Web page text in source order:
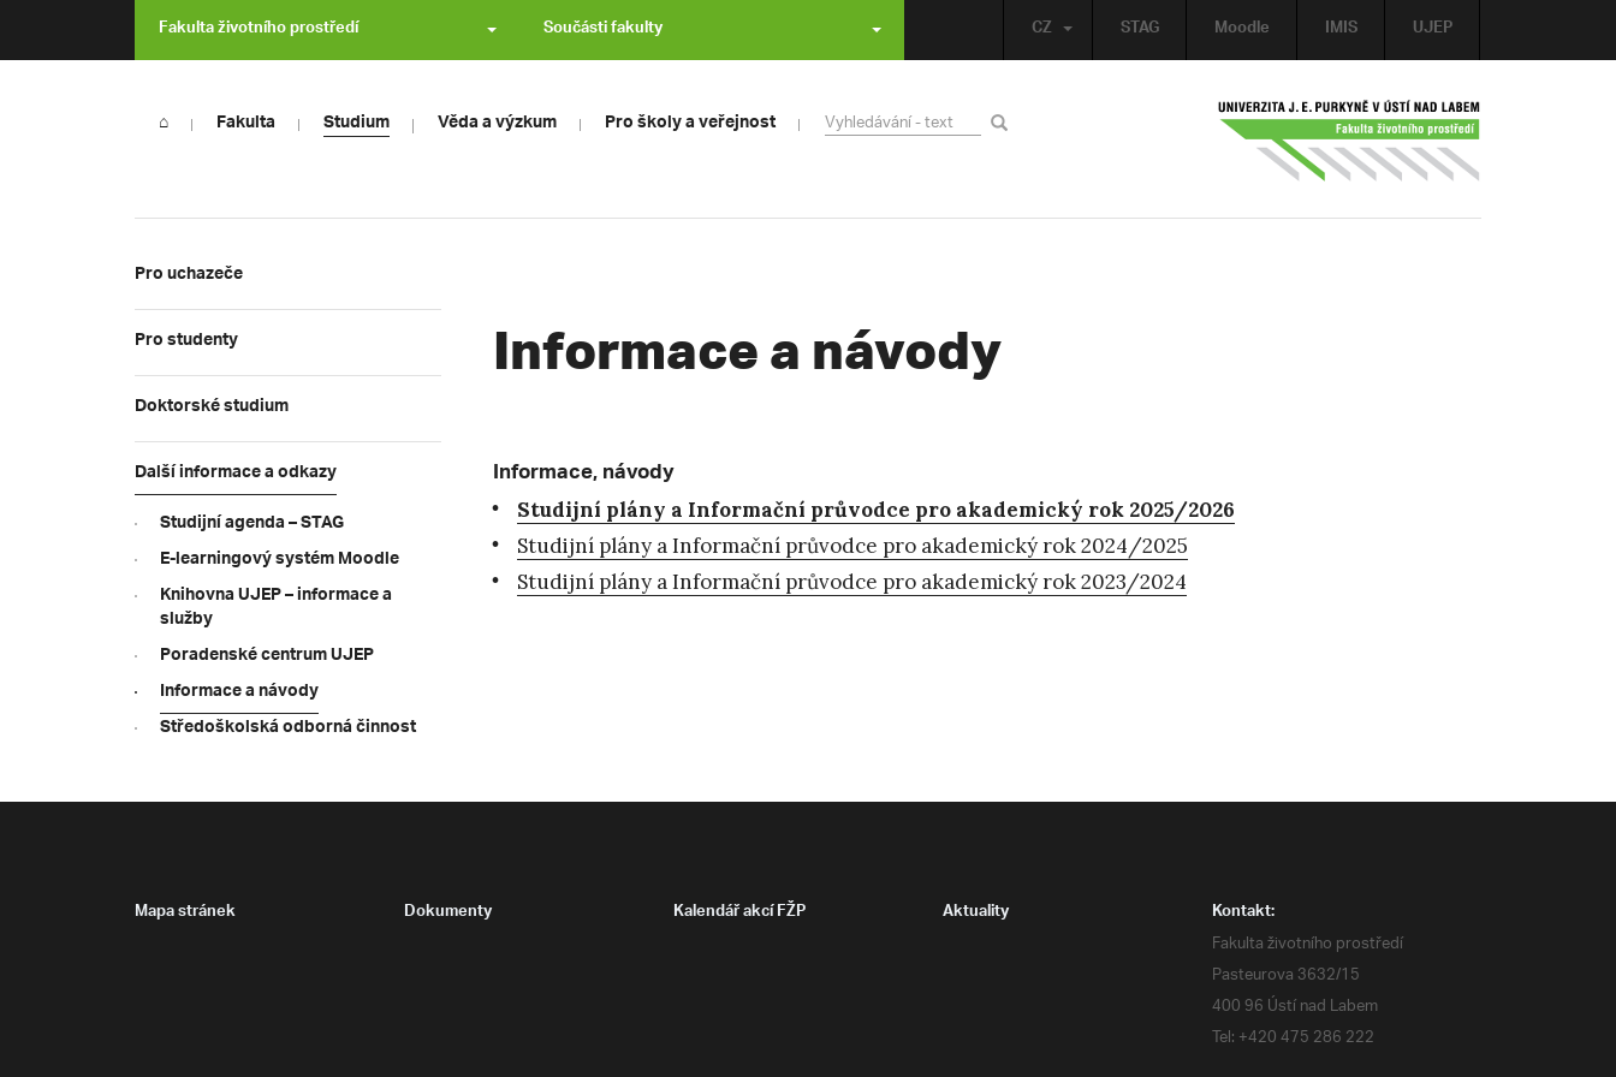
STAG Moodle IMIS UJEP
CZ
Fakulta životního prostředí Součásti fakulty
⌂ Fakulta Studium Věda a výzkum Pro školy a veřejnost
Pro uchazeče
Pro studenty
Doktorské studium
Další informace a odkazy
Studijní agenda – STAG
E-learningový systém Moodle
Knihovna UJEP – informace a
služby
Poradenské centrum UJEP
Informace a návody
Středoškolská odborná činnost
Informace a návody
Informace, návody
Studijní plány a Informační průvodce pro akademický rok 2025/2026
Studijní plány a Informační průvodce pro akademický rok 2024/2025
Studijní plány a Informační průvodce pro akademický rok 2023/2024
Mapa stránek Dokumenty Kalendář akcí FŽP Aktuality Kontakt:
Fakulta životního prostředí
Pasteurova 3632/15
400 96 Ústí nad Labem
Tel: +420 475 286 222